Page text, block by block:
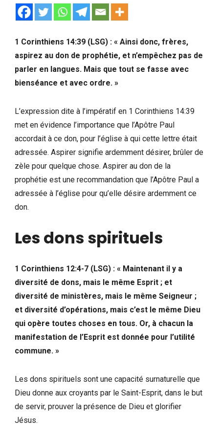
1 Corinthiens 14:39 (LSG) : « Ainsi donc, frères,
aspirez au don de prophétie, et n’empêchez pas de
parler en langues. Mais que tout se fasse avec
bienséance et avec ordre. »
L’expression dite à l’impératif en 1 Corinthiens 14:39
met en évidence l’importance que l’Apôtre Paul
accordait à ce don, pour l’église à qui cette lettre était
adressée. Aspirer signifie ardemment désirer, brûler de
zèle pour quelque chose. Aspirer au don de la
prophétie est une recommandation que l’Apôtre Paul a
adressée à l’église pour qu’elle désire ardemment ce
don.
Les dons spirituels
1 Corinthiens 12:4-7 (LSG) : « Maintenant il y a
diversité de dons, mais le même Esprit ; et
diversité de ministères, mais le même Seigneur ;
et diversité d’opérations, mais c’est le même Dieu
qui opère toutes choses en tous. Or, à chacun la
manifestation de l’Esprit est donnée pour l’utilité
commune. »
Les dons spirituels sont une capacité surnaturelle que
Dieu donne aux croyants par le Saint-Esprit, dans le but
de servir, prouver la présence de Dieu et glorifier
Jésus.